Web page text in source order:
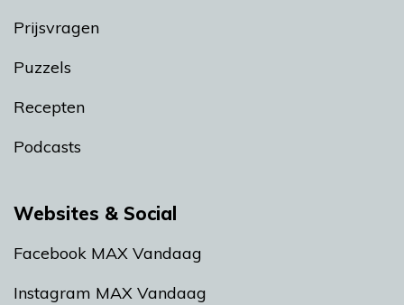
Prijsvragen
Puzzels
Recepten
Podcasts
Websites & Social
Facebook MAX Vandaag
Instagram MAX Vandaag